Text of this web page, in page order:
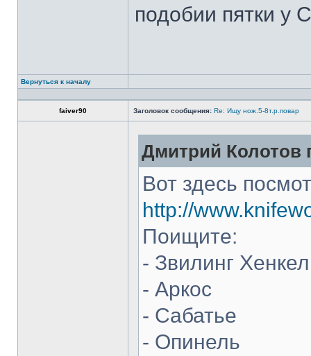
подобии пятки у
Вернуться к началу
faiver90 Заголовок сообщения: Re: Ищу нож.5-8т.р.повар
Дмитрий Колотов
Вот здесь
http://
Поищите:
- Звилинг
- Аркос
- Сабатье
- Опинель